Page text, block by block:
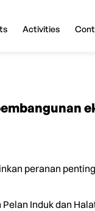
Activities
peranan
Induk dan